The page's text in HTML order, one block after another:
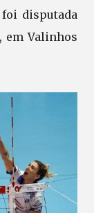
disputada
em Valinhos